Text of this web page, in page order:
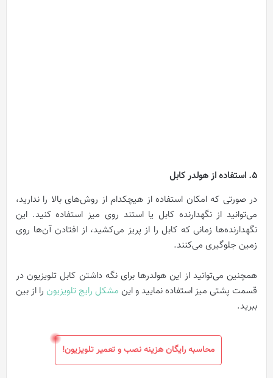
5. استفاده از هولدر کابل
در صورتی که امکان استفاده از هیچکدام از روش‌های بالا را ندارید،
می‌توانید از نگهدارنده کابل یا استند روی میز استفاده کنید. این
نگهدارنده‌ها زمانی که کابل را از پریز می‌کشید، از افتادن آن‌ها روی
زمین جلوگیری می‌کنند.
همچنین می‌توانید از این هولدرها برای نگه داشتن کابل تلویزیون در
قسمت پشتی میز استفاده نمایید و این مشکل رایج تلویزیون را از بین
ببرید.
محاسبه رایگان هزینه نصب و تعمیر تلویزیون!